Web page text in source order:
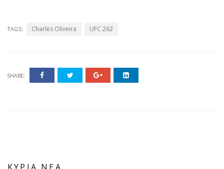
TAGS: Charles Oliveira UFC 262
SHARE: